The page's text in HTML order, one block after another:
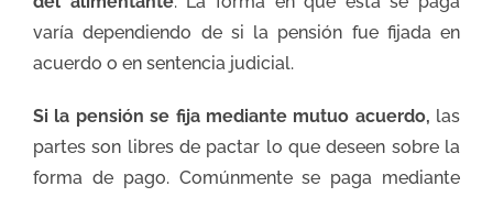
varía dependiendo de si la pensión fue fijada en
acuerdo o en sentencia judicial.
Si la pensión se fija mediante mutuo acuerdo, las
partes son libres de pactar lo que deseen sobre la
forma de pago. Comúnmente se paga mediante